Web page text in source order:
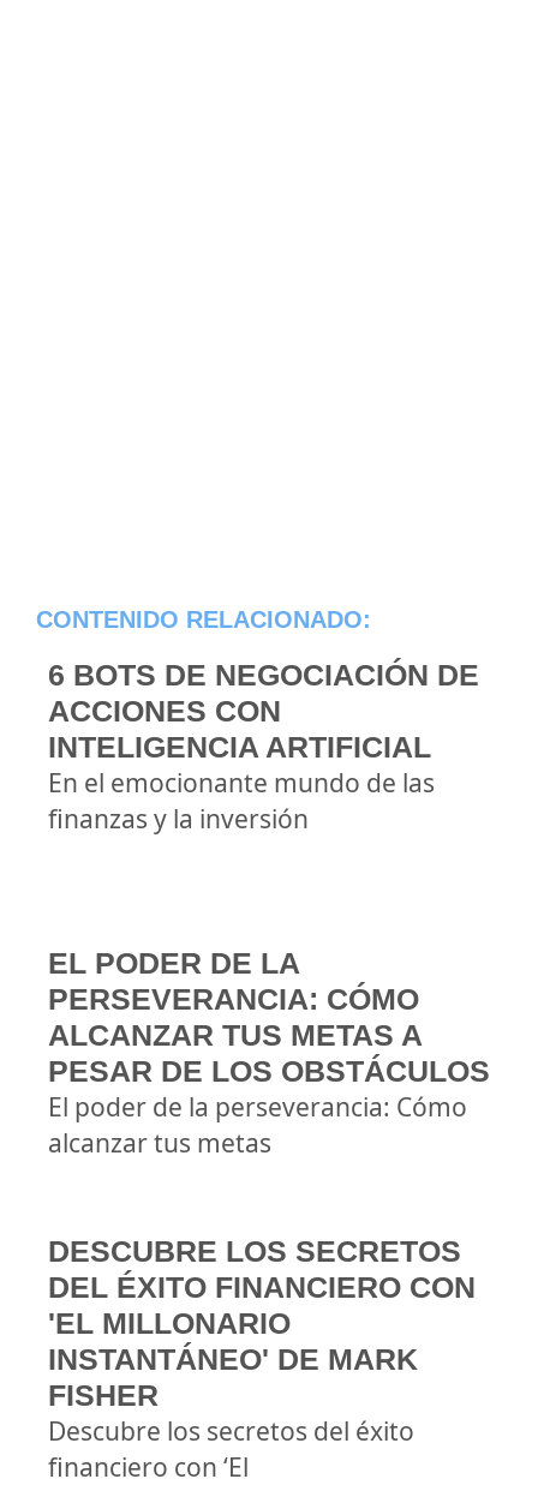
CONTENIDO RELACIONADO:
6 BOTS DE NEGOCIACIÓN DE
ACCIONES CON
INTELIGENCIA ARTIFICIAL
En el emocionante mundo de las
finanzas y la inversión
EL PODER DE LA
PERSEVERANCIA: CÓMO
ALCANZAR TUS METAS A
PESAR DE LOS OBSTÁCULOS
El poder de la perseverancia: Cómo
alcanzar tus metas
DESCUBRE LOS SECRETOS
DEL ÉXITO FINANCIERO CON
'EL MILLONARIO
INSTANTÁNEO' DE MARK
FISHER
Descubre los secretos del éxito
financiero con ‘El